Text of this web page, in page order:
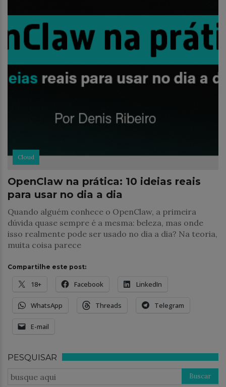
Cloud
OpenClaw na prática: 10 ideias reais
para usar no dia a dia
Quando alguém conhece o OpenClaw, a primeira
dúvida quase sempre é a mesma: beleza, mas onde
isso realmente pode ser usado no dia a dia? Na teoria,
muita coisa parece
Compartilhe este post:
18+ Facebook LinkedIn
WhatsApp Threads Telegram
E-mail
PESQUISAR